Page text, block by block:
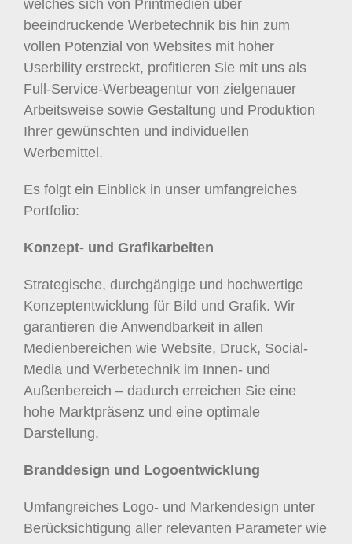
welches sich von Printmedien über
beeindruckende Werbetechnik bis hin zum
vollen Potenzial von Websites mit hoher
Userbility erstreckt, profitieren Sie mit uns als
Full-Service-Werbeagentur von zielgenauer
Arbeitsweise sowie Gestaltung und Produktion
Ihrer gewünschten und individuellen
Werbemittel.
Es folgt ein Einblick in unser umfangreiches
Portfolio:
Konzept- und Grafikarbeiten
Strategische, durchgängige und hochwertige
Konzeptentwicklung für Bild und Grafik. Wir
garantieren die Anwendbarkeit in allen
Medienbereichen wie Website, Druck, Social-
Media und Werbetechnik im Innen- und
Außenbereich – dadurch erreichen Sie eine
hohe Marktpräsenz und eine optimale
Darstellung.
Branddesign und Logoentwicklung
Umfangreiches Logo- und Markendesign unter
Berücksichtigung aller relevanten Parameter wie